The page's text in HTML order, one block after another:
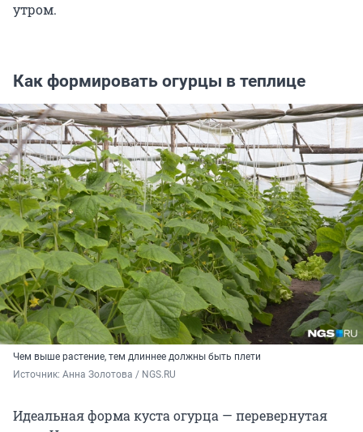
утром.
Как формировать огурцы в теплице
Чем выше растение, тем длиннее должны быть плети
Источник: Анна Золотова / NGS.RU
Идеальная форма куста огурца — перевернутая